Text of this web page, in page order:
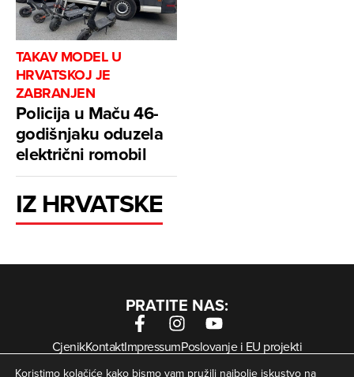
TAKAV MODEL U
HRVATSKOJ JE
ZABRANJEN
Policija u Maču 46-
godišnjaku oduzela
električni romobil
IZ HRVATSKE
PRATITE NAS:
CjenikKontaktImpressumPoslovanje i EU projekti
Arhiva digitalnih novina
Uvjeti korištenjaZaštita privatnosti
Koristimo kolačiće kako bismo vam pružili najbolje iskustvo na